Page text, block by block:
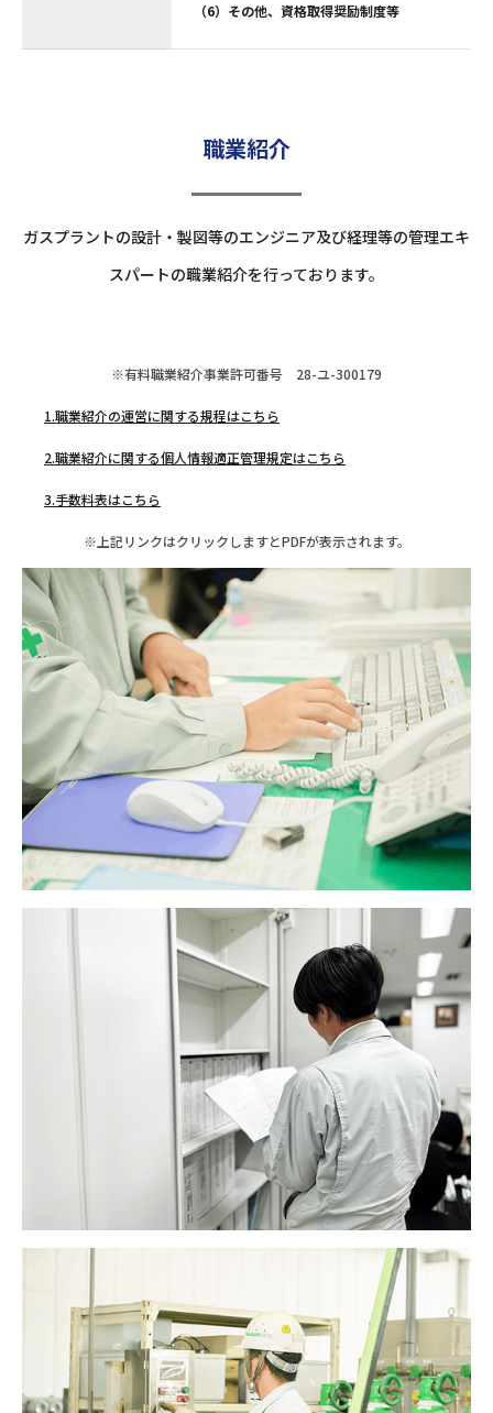
（6）その他、資格取得奨励制度等
職業紹介
ガスプラントの設計・製図等のエンジニア及び経理等の管理エキ
スパートの職業紹介を行っております。
※有料職業紹介事業許可番号 28-ユ-300179
1.職業紹介の運営に関する規程はこちら
2.職業紹介に関する個人情報適正管理規定はこちら
3.手数料表はこちら
※上記リンクはクリックしますとPDFが表示されます。